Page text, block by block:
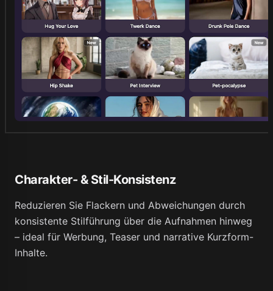
Charakter- & Stil-Konsistenz
Reduzieren Sie Flackern und Abweichungen durch
konsistente Stilführung über die Aufnahmen hinweg
– ideal für Werbung, Teaser und narrative Kurzform-
Inhalte.